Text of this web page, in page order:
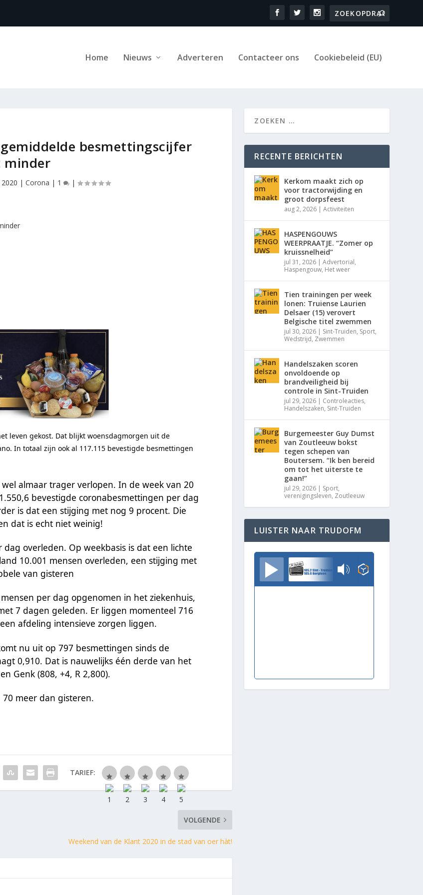
Home Nieuws Adverteren Contacteer ons Cookiebeleid (EU)
besmettingscijfer
| Corona | 1 |
leven gekost. Dat blijkt woensdagmorgen uit de
In totaal zijn ook al 117.115 bevestigde besmettingen
almaar trager verlopen. In de week van 20
bevestigde coronabesmettingen per dag
is dat een stijging met nog 9 procent. Die
dat is echt niet weinig!
overleden. Op weekbasis is dat een lichte
10.001 mensen overleden, een stijging met
van gisteren
per dag opgenomen in het ziekenhuis,
7 dagen geleden. Er liggen momenteel 716
afdeling intensieve zorgen liggen.
nu uit op 797 besmettingen sinds de
0,910. Dat is nauwelijks één derde van het
Genk (808, +4, R 2,800).
meer dan gisteren.
TARIEF:
VOLGENDE
Weekend van de Klant 2020 in de stad van oer hàt!
RECENTE BERICHTEN
Kerkom maakt zich op
voor tractorwijding en
groot dorpsfeest
aug 2, 2026 |Activiteiten
HASPENGOUWS
WEERPRAATJE. “Zomer op
kruissnelheid”
jul 31, 2026 |Advertorial,
Haspengouw, Het weer
Tien trainingen per week
lonen: Truiense Laurien
Delsaer (15) verovert
Belgische titel zwemmen
jul 30, 2026 | Sint-Truiden, Sport,
Wedstrijd, Zwemmen
Handelszaken scoren
onvoldoende op
brandveiligheid bij
controle in Sint-Truiden
jul 29, 2026 | Controleacties,
Handelszaken, Sint-Truiden
Burgemeester Guy Dumst
van Zoutleeuw bokst
tegen schepen van
Boutersem. “Ik ben bereid
om tot het uiterste te
gaan!”
jul 29, 2026 | Sport,
verenigingsleven, Zoutleeuw
LUISTER NAAR TRUDOFM
TrudoFM